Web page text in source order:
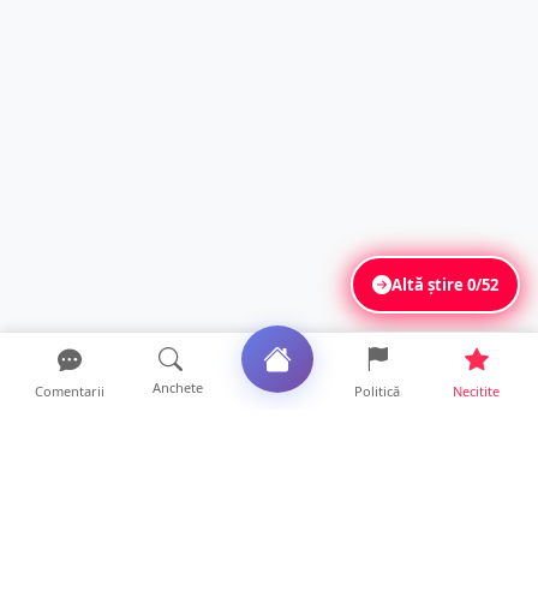
Altă știre0/52
Comentarii Anchete Politică Necitite